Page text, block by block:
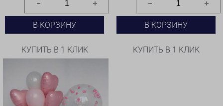
В КОРЗИНУ
КУПИТЬ В 1 КЛИК
В КОРЗИНУ
КУПИТЬ В 1 КЛИК